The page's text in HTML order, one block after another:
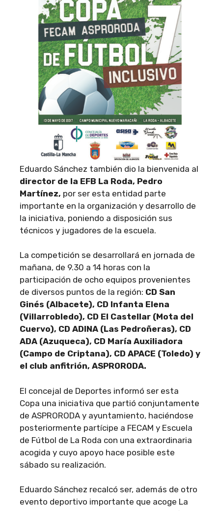
Eduardo Sánchez también dio la bienvenida al
director de la EFB La Roda, Pedro
Martínez, por ser esta entidad parte
importante en la organización y desarrollo de
la iniciativa, poniendo a disposición sus
técnicos y jugadores de la escuela.
La competición se desarrollará en jornada de
mañana, de 9.30 a 14 horas con la
participación de ocho equipos provenientes
de diversos puntos de la región: CD San
Ginés (Albacete), CD Infanta Elena
(Villarrobledo), CD El Castellar (Mota del
Cuervo), CD ADINA (Las Pedroñeras), CD
ADA (Azuqueca), CD María Auxiliadora
(Campo de Criptana), CD APACE (Toledo) y
el club anfitrión, ASPRORODA.
El concejal de Deportes informó ser esta
Copa una iniciativa que partió conjuntamente
de ASPRORODA y ayuntamiento, haciéndose
posteriormente partícipe a FECAM y Escuela
de Fútbol de La Roda con una extraordinaria
acogida y cuyo apoyo hace posible este
sábado su realización.
Eduardo Sánchez recalcó ser, además de otro
evento deportivo importante que acoge La